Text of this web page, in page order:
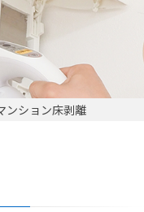
ンション床剥離